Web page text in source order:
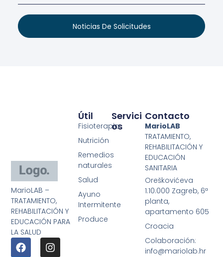
Noticias De Solicitudes
MarioLAB –
TRATAMIENTO,
REHABILITACIÓN Y
EDUCACIÓN PARA
LA SALUD
Servici
Os
Útil
Fisioterapia
Nutrición
Remedios
naturales
Salud
Ayuno
Intermitente
Produce
Contacto
MarioLAB
TRATAMIENTO,
REHABILITACIÓN Y
EDUCACIÓN
SANITARIA
Oreškovićeva
1.10.000 Zagreb, 6ª
planta,
apartamento 605
Croacia
Colaboración:
info@mariolab.hr